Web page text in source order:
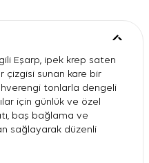
Eşarp, ipek krep saten
çizgisi sunan kare bir
tonlarla dengeli
için günlük ve özel
baş bağlama ve
sağlayarak düzenli